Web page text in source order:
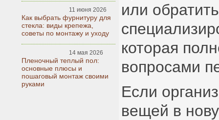
11 июня 2026
Как выбрать фурнитуру для
стекла: виды крепежа,
советы по монтажу и уходу
14 мая 2026
Пленочный теплый пол:
основные плюсы и
пошаговый монтаж своими
руками
или
которая
вопросами
Если
вещей в